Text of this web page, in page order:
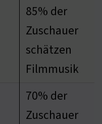
85% der
Zuschauer
schätzen
Filmmusik
70% der
Zuschauer